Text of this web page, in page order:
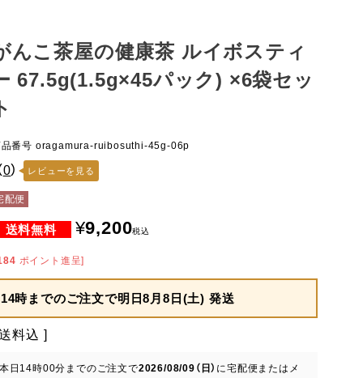
んこ茶屋の健康茶 ルイボスティ
67.5g(1.5g×45パック) ×6袋セッ
番号 oragamura-ruibosuthi-45g-06p
0） レビューを見る
配便
¥9,200税込
ポイント進呈]
14時までのご注文で明日8月8日(土) 発送
料込
日 14時00分 までのご注文で2026/08/09（日） に宅配便またはメ